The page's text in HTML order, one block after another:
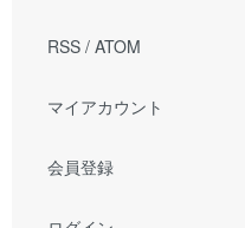
RSS / ATOM
マイアカウント
会員登録